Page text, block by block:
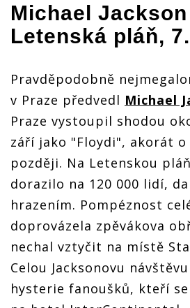
Michael Jackson
Letenská pláň,
Pravděpodobně
v Praze předvedl Michael
Praze vystoupil shodou
září jako "Floydi", akorát o
později. Na Letenskou
dorazilo na 120 000 lidí,
hrazením. Pompéznost
doprovázela zpěvákova
nechal vztyčit na místě
Celou Jacksonovu
hysterie fanoušků, kteří